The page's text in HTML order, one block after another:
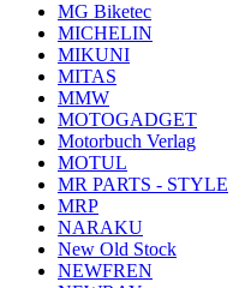
MG Biketec
MICHELIN
MIKUNI
MITAS
MMW
MOTOGADGET
Motorbuch Verlag
MOTUL
MR PARTS - STYLE
MRP
NARAKU
New Old Stock
NEWFREN